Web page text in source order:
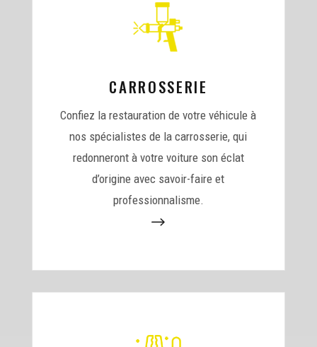
CARROSSERIE
Confiez la restauration de votre véhicule à
nos spécialistes de la carrosserie, qui
redonneront à votre voiture son éclat
d’origine avec savoir-faire et
professionnalisme.
$